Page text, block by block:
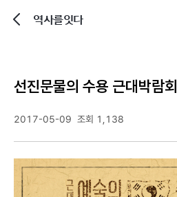
역사를잇다
선진문물의 수용 근대박람회
2017-05-09 조회 1,138